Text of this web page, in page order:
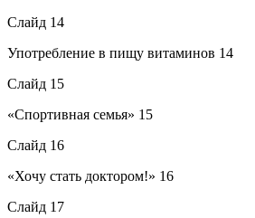
Слайд 14
Употребление в пищу витаминов 14
Слайд 15
«Спортивная семья» 15
Слайд 16
«Хочу стать доктором!» 16
Слайд 17